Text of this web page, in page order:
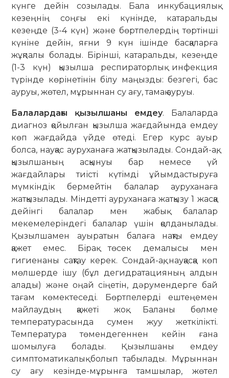
күнге дейін созылады. Бала инкубациялық
кезеңнің соңғы екі күнінде, катаральды
кезеңде (3-4 күн) және бөртпелердің төртінші
күніне дейін, яғни 9 күн ішінде басқаларға
жұқпалы болады. Бірінші, катаральды, кезеңде
(1-3 күн) қызылша респираторлық инфекция
түрінде көрінетінін білу маңызды: безгегі, бас
ауруы, жөтел, мұрыннан су ағу, тамақ ауруы.
Балалардағы қызылшаны емдеу. Балаларда
диагноз қойылған қызылша жағдайында емдеу
көп жағдайда үйде өтеді. Егер курс ауыр
болса, науқас ауруханаға жатқызылады. Сондай-ақ,
қызылшаның асқынуы бар немесе үй
жағдайлары тиісті күтімді ұйымдастыруға
мүмкіндік бермейтін балалар ауруханаға
жатқызылады. Міндетті ауруханаға жатқызу 1 жасқа
дейінгі балалар мен жабық балалар
мекемелеріндегі балалар үшін қолданылады.
Қызылшамен ауыратын балаға нақты емдеу
қажет емес. Бірақ төсек демалысы мен
гигиенаны сақтау керек. Сондай-ақ, науқасқа көп
мөлшерде ішу (бұл дегидратацияның алдын
алады) және оңай сіңетін, дәрумендерге бай
тағам көмектеседі. Бөртпелерді ештеңемен
майлаудың қажеті жоқ. Баланы бөлме
температурасында сумен жуу жеткілікті.
Температура төмендегеннен кейін ғана
шомылуға болады. Қызылшаны емдеу
симптоматикалық болып табылады. Мұрыннан
су ағу кезінде-мұрынға тамшылар, жөтел